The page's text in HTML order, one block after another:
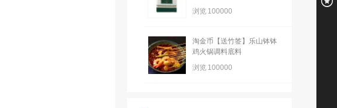
浏览 100000
淘金币【送竹签】乐山钵钵
鸡火锅调料底料
浏览 100000